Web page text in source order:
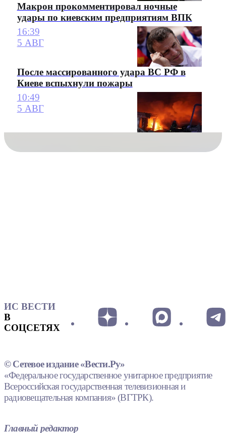
Макрон прокомментировал ночные
удары по киевским предприятиям ВПК
16:39
5 АВГ
После массированного удара ВС РФ в
Киеве вспыхнули пожары
10:49
5 АВГ
ИС ВЕСТИ
В
СОЦСЕТЯХ
© Сетевое издание «Вести.Ру»
«Федеральное государственное унитарное предприятие
Всероссийская государственная телевизионная и
радиовещательная компания» (ВГТРК).
Главный редактор